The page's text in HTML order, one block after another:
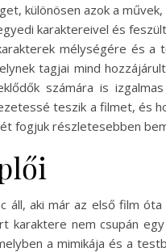
különösen azok a
karaktereivel és
mélységére és
tagjai mind
számára is
teszik a filmet, és
fogjuk részletesebben
áll, aki már az első film
karaktere nem csupán
a mimikája és a